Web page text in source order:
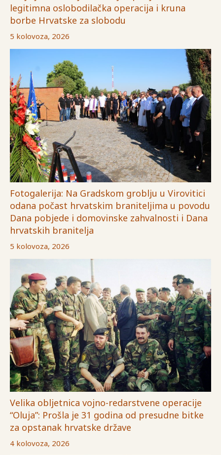
legitimna oslobodilačka operacija i kruna
borbe Hrvatske za slobodu
5 kolovoza, 2026
Fotogalerija: Na Gradskom groblju u Virovitici
odana počast hrvatskim braniteljima u povodu
Dana pobjede i domovinske zahvalnosti i Dana
hrvatskih branitelja
5 kolovoza, 2026
Velika obljetnica vojno-redarstvene operacije
“Oluja”: Prošla je 31 godina od presudne bitke
za opstanak hrvatske države
4 kolovoza, 2026